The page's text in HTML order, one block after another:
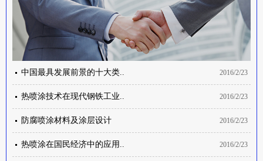
中国最具发展前景的十大类.. 2016/2/23
热喷涂技术在现代钢铁工业.. 2016/2/23
防腐喷涂材料及涂层设计 2016/2/23
热喷涂在国民经济中的应用.. 2016/2/23